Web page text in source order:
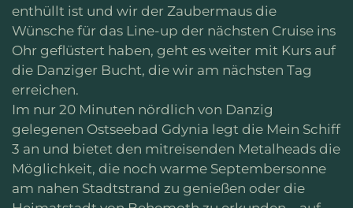
enthüllt ist und wir der Zaubermaus die
Wünsche für das Line-up der nächsten Cruise ins
Ohr geflüstert haben, geht es weiter mit Kurs auf
die Danziger Bucht, die wir am nächsten Tag
erreichen.
Im nur 20 Minuten nördlich von Danzig
gelegenen Ostseebad Gdynia legt die Mein Schiff
3 an und bietet den mitreisenden Metalheads die
Möglichkeit, die noch warme Septembersonne
am nahen Stadtstrand zu genießen oder die